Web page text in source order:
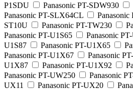
P1SDU
Panasonic PT-SDW930
Panasonic PT-SLX64CL
Panasonic
ST10U
Panasonic PT-TW230
Panasonic PT-U1S65
Panasonic
U1S87
Panasonic PT-U1X65
Panasonic PT-U1X67
Panasonic
U1X87
Panasonic PT-U1X92
Panasonic PT-UW250
Panasonic
UX11
Panasonic PT-UX20